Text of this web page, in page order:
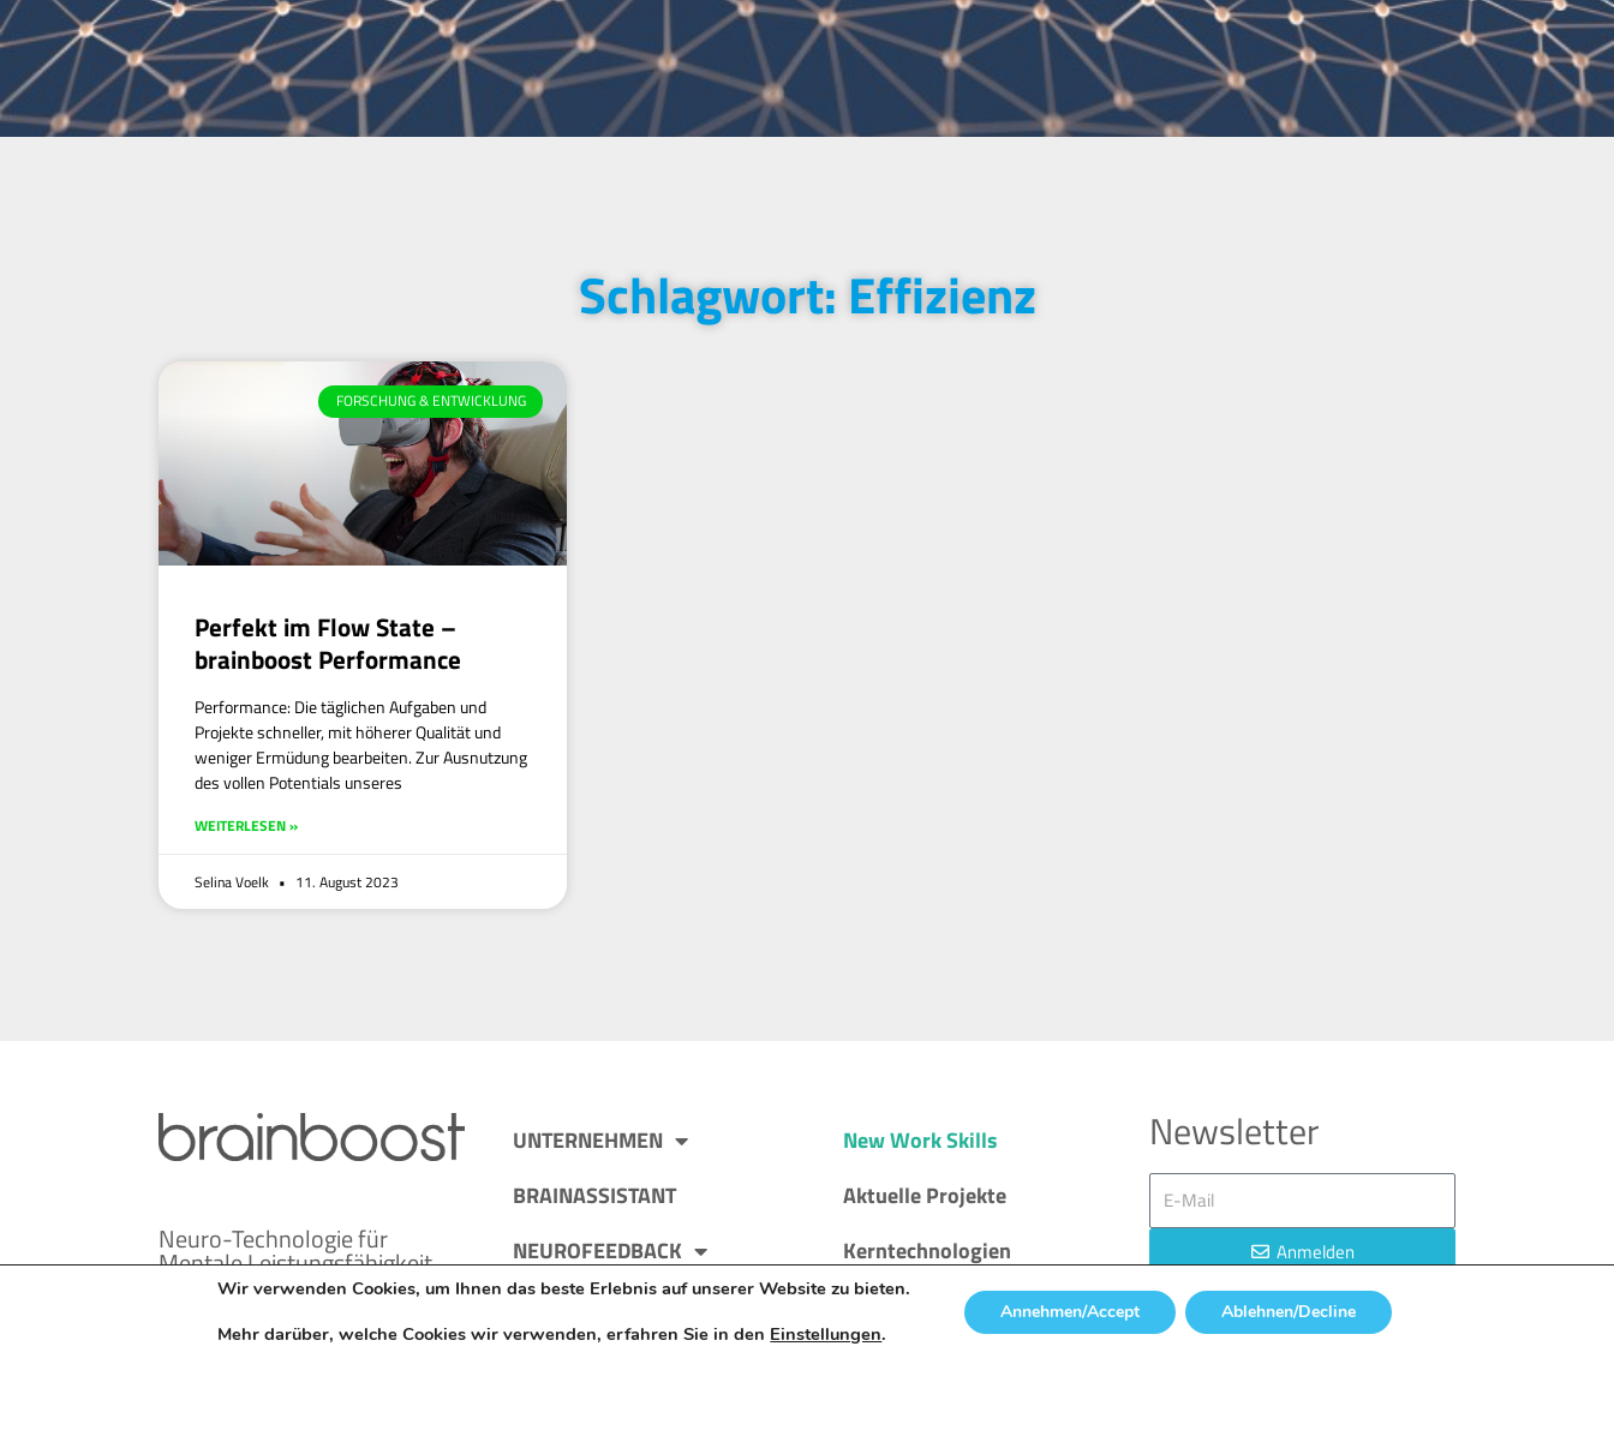
Schlagwort: Effizienz
FORSCHUNG & ENTWICKLUNG
Perfekt im Flow State –
brainboost Performance
Performance: Die täglichen Aufgaben und
Projekte schneller, mit höherer Qualität und
weniger Ermüdung bearbeiten. Zur Ausnutzung
des vollen Potentials unseres
WEITERLESEN »
Selina Voelk 11. August 2023
Neuro-Technologie für
Mentale Leistungsfähigkeit
und Lebensqualität
UNTERNEHMEN
BRAINASSISTANT
NEUROFEEDBACK
New Work Skills
Aktuelle Projekte
Kerntechnologien
Newsletter
Email
Anmelden
By submitting by clicking the „Send“
Wir verwenden Cookies, um Ihnen das beste Erlebnis auf unserer Website zu bieten.
Mehr darüber, welche Cookies wir verwenden, erfahren Sie in den Einstellungen.
Annehmen/Accept Ablehnen/Decline